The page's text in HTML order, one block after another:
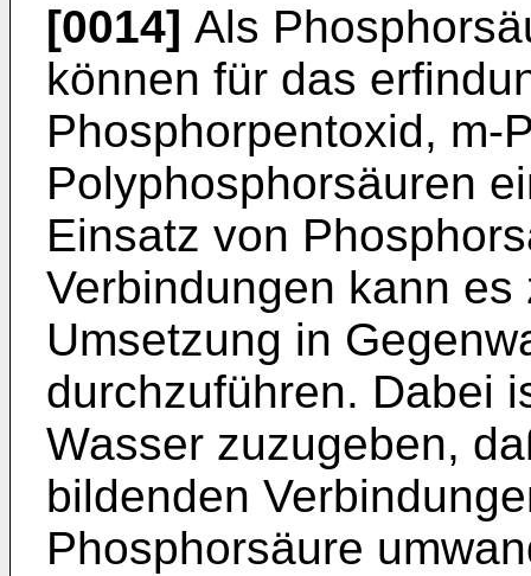
[0014] Als
können für das
Phosphorpentoxid, m-
Polyphosphorsäuren
Einsatz von
Verbindungen kann
Umsetzung in
durchzuführen. Dabei
Wasser zuzugeben,
bildenden
Phosphorsäure